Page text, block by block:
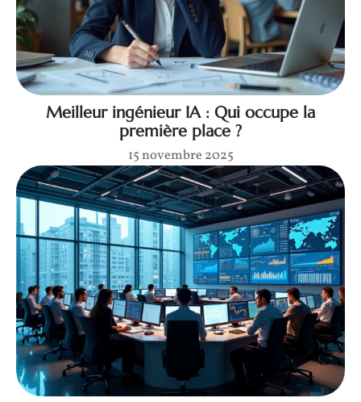
Meilleur ingénieur IA : Qui occupe la
première place ?
15 novembre 2025